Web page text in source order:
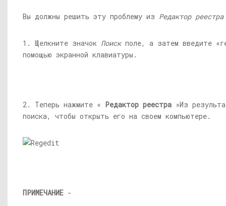
Вы должны решить эту проблему из Редактор реестра
1. Щелкните значок Поискполе, а затем введите
помощью экранной клавиатуры.
2. Теперь нажмите « Редактор реестра »Из
поиска, чтобы открыть его на своем компьютере.
ПРИМЕЧАНИЕ -